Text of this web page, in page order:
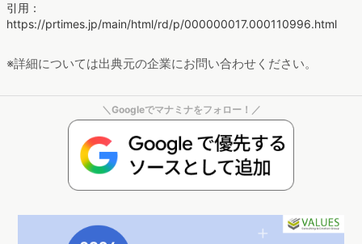
引用：
https://prtimes.jp/main/html/rd/p/000000017.000110996.html
※詳細については出典元の企業にお問い合わせください。
＼Googleでマナミナをフォロー！／